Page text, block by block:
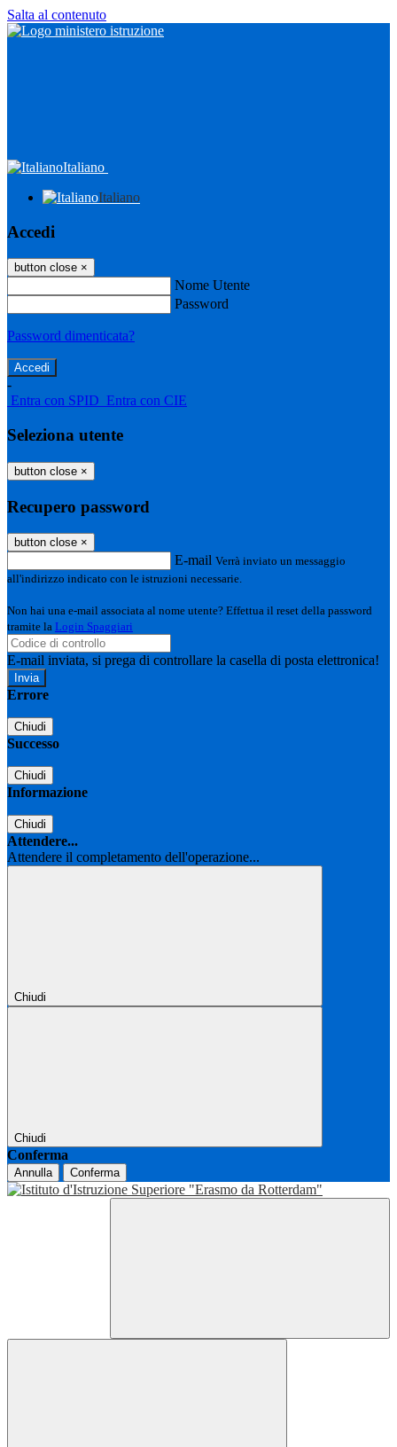
Salta al contenuto
Italiano
Italiano
Accedi
button close ×
Nome Utente
Password
Password dimenticata?
-
Entra con SPID Entra con CIE
Seleziona utente
button close ×
Recupero password
button close ×
E-mail Verrà inviato un messaggio
all'indirizzo indicato con le istruzioni necessarie.
Non hai una e-mail associata al nome utente? Effettua il reset della password
tramite la Login Spaggiari
E-mail inviata, si prega di controllare la casella di posta elettronica!
Errore
Chiudi
Successo
Chiudi
Informazione
Chiudi
Attendere...
Attendere il completamento dell'operazione...
Chiudi
Chiudi
Conferma
Annulla Conferma